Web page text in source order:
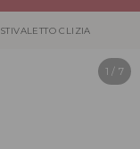
STIVALETTO CLIZIA
1 / 7